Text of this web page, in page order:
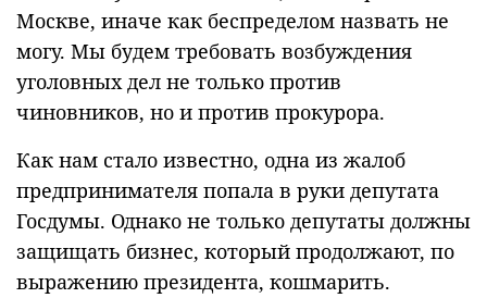
Москве, иначе как беспределом назвать не
могу. Мы будем требовать возбуждения
уголовных дел не только против
чиновников, но и против прокурора.
Как нам стало известно, одна из жалоб
предпринимателя попала в руки депутата
Госдумы. Однако не только депутаты должны
защищать бизнес, который продолжают, по
выражению президента, кошмарить.